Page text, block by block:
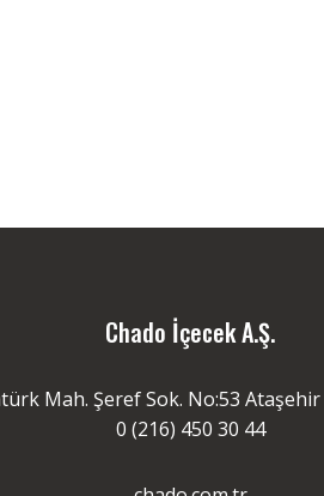
Chado İçecek A.Ş.
Mah. Şeref Sok. No:53
0 (216) 450 30 44